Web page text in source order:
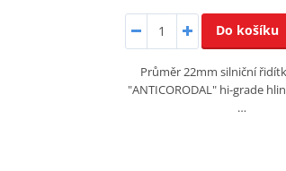
Do košíku
Průměr 22mm silniční
"ANTICORODAL" hi-grade
…